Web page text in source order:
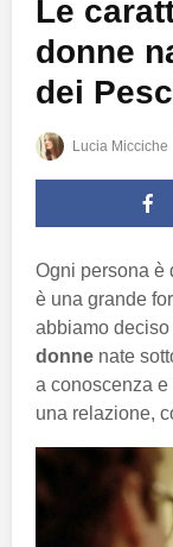
Le
donne
dei
Lucia Micciche
Ogni persona è
è una grande
abbiamo
donne nate
a conoscenza
una relazione,